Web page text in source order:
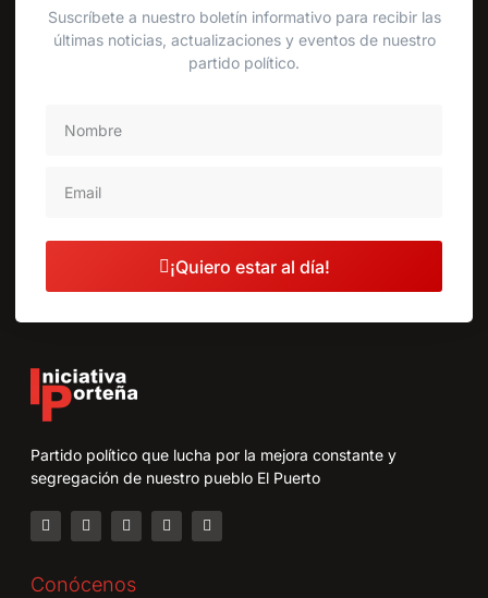
Suscríbete a nuestro boletín informativo para recibir las
últimas noticias, actualizaciones y eventos de nuestro
partido político.
¡Quiero estar al día!
Partido político que lucha por la mejora constante y
segregación de nuestro pueblo El Puerto
Conócenos